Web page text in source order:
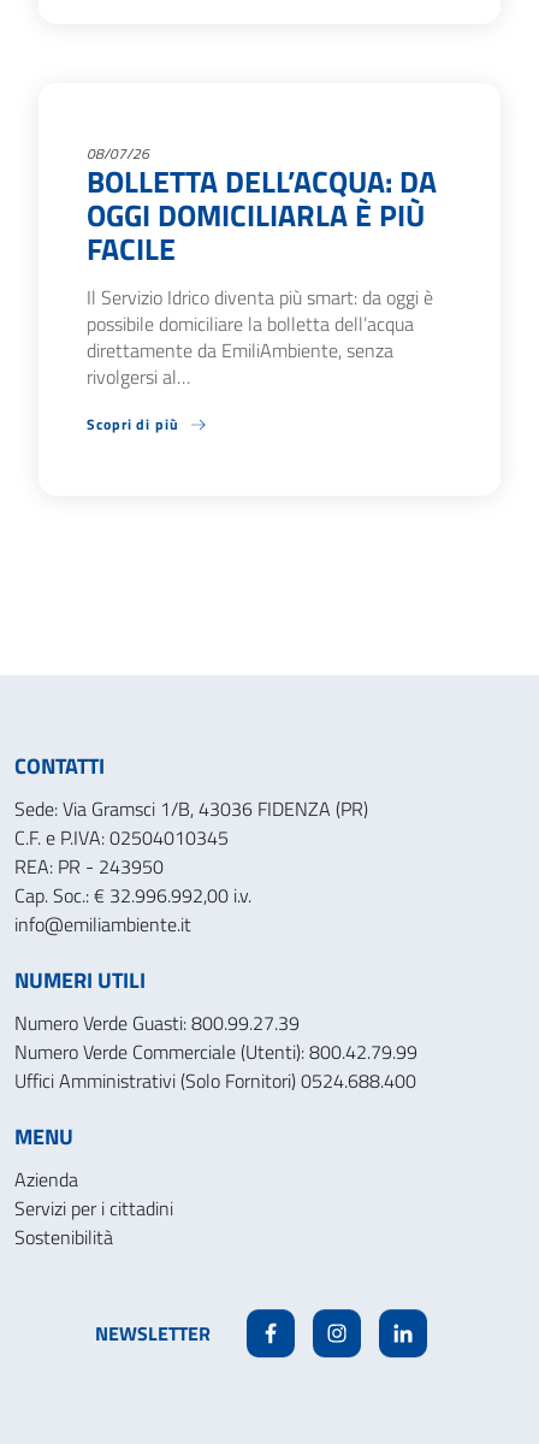
08/07/26
BOLLETTA DELL’ACQUA: DA
OGGI DOMICILIARLA È PIÙ
FACILE
Il Servizio Idrico diventa più smart: da oggi è
possibile domiciliare la bolletta dell’acqua
direttamente da EmiliAmbiente, senza
rivolgersi al…
Scopri di più
CONTATTI
Sede: Via Gramsci 1/B, 43036 FIDENZA (PR)
C.F. e P.IVA: 02504010345
REA: PR - 243950
Cap. Soc.: € 32.996.992,00 i.v.
info@emiliambiente.it
NUMERI UTILI
Numero Verde Guasti: 800.99.27.39
Numero Verde Commerciale (Utenti): 800.42.79.99
Uffici Amministrativi (Solo Fornitori) 0524.688.400
MENU
Azienda
Servizi per i cittadini
Sostenibilità
NEWSLETTER FacebookInstagramLinkedin